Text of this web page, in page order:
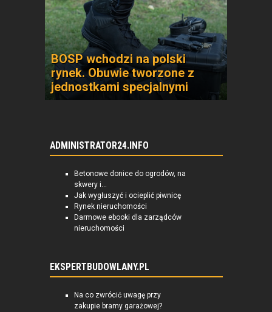
BOSP wchodzi na polski
rynek. Obuwie tworzone z
jednostkami specjalnymi
ADMINISTRATOR24.INFO
Betonowe donice do ogrodów, na
skwery i...
Jak wygłuszyć i ocieplić piwnicę
Rynek nieruchomości
Darmowe ebooki dla zarządców
nieruchomości
EKSPERTBUDOWLANY.PL
Na co zwrócić uwagę przy
zakupie bramy garażowej?